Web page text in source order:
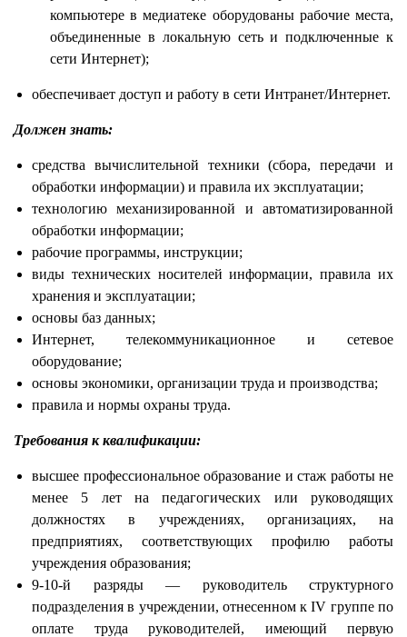
компьютере в медиатеке оборудованы рабочие места,
объединенные в локальную сеть и подключенные к
сети Интернет);
обеспечивает доступ и работу в сети Интранет/Интернет.
Должен знать:
средства вычислительной техники (сбора, передачи и
обработки информации) и правила их эксплуатации;
технологию механизированной и автоматизированной
обработки информации;
рабочие программы, инструкции;
виды технических носителей информации, правила их
хранения и эксплуатации;
основы баз данных;
Интернет, телекоммуникационное и сетевое
оборудование;
основы экономики, организации труда и производства;
правила и нормы охраны труда.
Требования к квалификации:
высшее профессиональное образование и стаж работы не
менее 5 лет на педагогических или руководящих
должностях в учреждениях, организациях, на
предприятиях, соответствующих профилю работы
учреждения образования;
9-10-й разряды — руководитель структурного
подразделения в учреждении, отнесенном к IV группе по
оплате труда руководителей, имеющий первую